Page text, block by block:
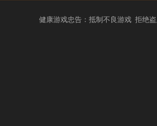
健康游戏忠告：抵制不良游戏 拒绝